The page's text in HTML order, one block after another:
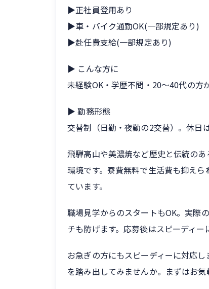
▶正社員登用あり
▶車・バイク通勤OK(一部規定あり)
▶赴任費支給(一部規定あり)
▶ こんな方に
未経験OK・学歴不問・20〜40代の方
▶ 勤務形態
交替制（日勤・夜勤の2交替）。休日
飛騨高山や美濃焼など歴史と伝統の
環境です。寮費無料で生活費も抑え
ています。
職場見学からのスタートもOK。実際
チも防げます。応募後はスピーディー
お急ぎの方にもスピーディーに対応
を踏み出してみませんか。まずはお